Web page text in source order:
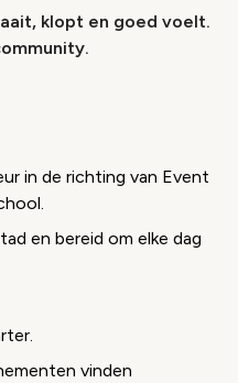
klopt en goed voelt.
in de richting van Event
en bereid om elke dag
vinden